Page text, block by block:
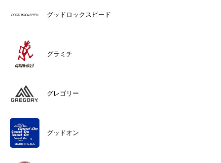
グッドロックスピード
グラミチ
グレゴリー
グッドオン